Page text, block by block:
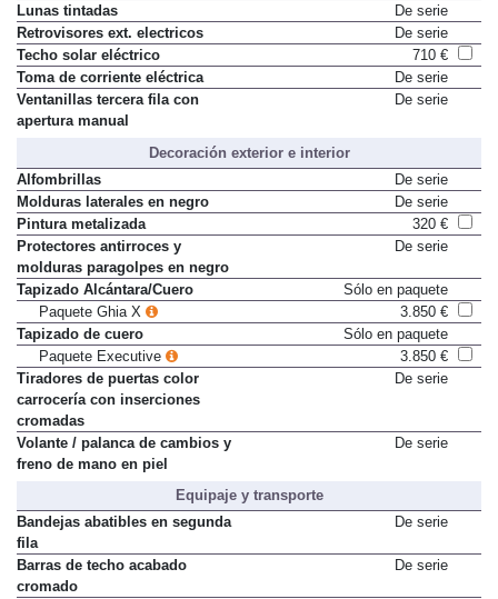
Lunas tintadas
De serie
Retrovisores ext. electricos
De serie
Techo solar eléctrico
710 €
Toma de corriente eléctrica
De serie
Ventanillas tercera fila con
apertura manual
De serie
Decoración exterior e interior
Alfombrillas
De serie
Molduras laterales en negro
De serie
Pintura metalizada
320 €
Protectores antirroces y
molduras paragolpes en negro
De serie
Tapizado Alcántara/Cuero
Sólo en paquete
Paquete Ghia X
3.850 €
Tapizado de cuero
Sólo en paquete
Paquete Executive
3.850 €
Tiradores de puertas color
carrocería con inserciones
cromadas
De serie
Volante / palanca de cambios y
freno de mano en piel
De serie
Equipaje y transporte
Bandejas abatibles en segunda
fila
De serie
Barras de techo acabado
cromado
De serie